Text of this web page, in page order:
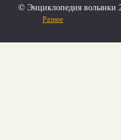
© Энциклопедия волынки
Разное